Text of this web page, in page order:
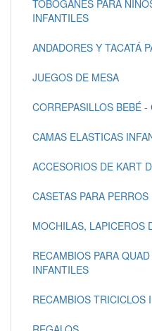
TOBOGANES PARA
INFANTILES
ANDADORES Y TACATÁ
JUEGOS DE MESA
CORREPASILLOS BEBÉ
CAMAS ELASTICAS
ACCESORIOS DE KART
CASETAS PARA PERROS
MOCHILAS, LAPICEROS
RECAMBIOS PARA
INFANTILES
RECAMBIOS TRICICLOS